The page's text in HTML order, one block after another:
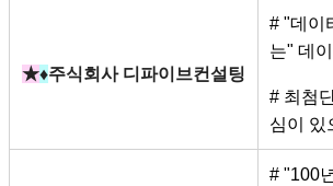
★♦주식회사 디파이브컨설팅
# "데이
는" 데
# 최첨
심이 있
# "100